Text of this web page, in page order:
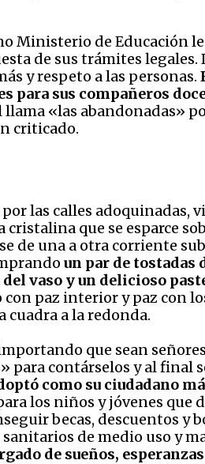
Ministerio de Educación
de sus trámites
y respeto a las personas.
para sus compañeros
«las abandonadas»
criticado.
las calles adoquinadas,
cristalina que se esparce
de una a otra corriente
un par de tostadas
vaso y un delicioso
paz interior y paz con
cuadra a la redonda.
que sean
para contárselos y al final
como su ciudadano
los niños y jóvenes que
becas, descuentos y
de medio uso y
de sueños,